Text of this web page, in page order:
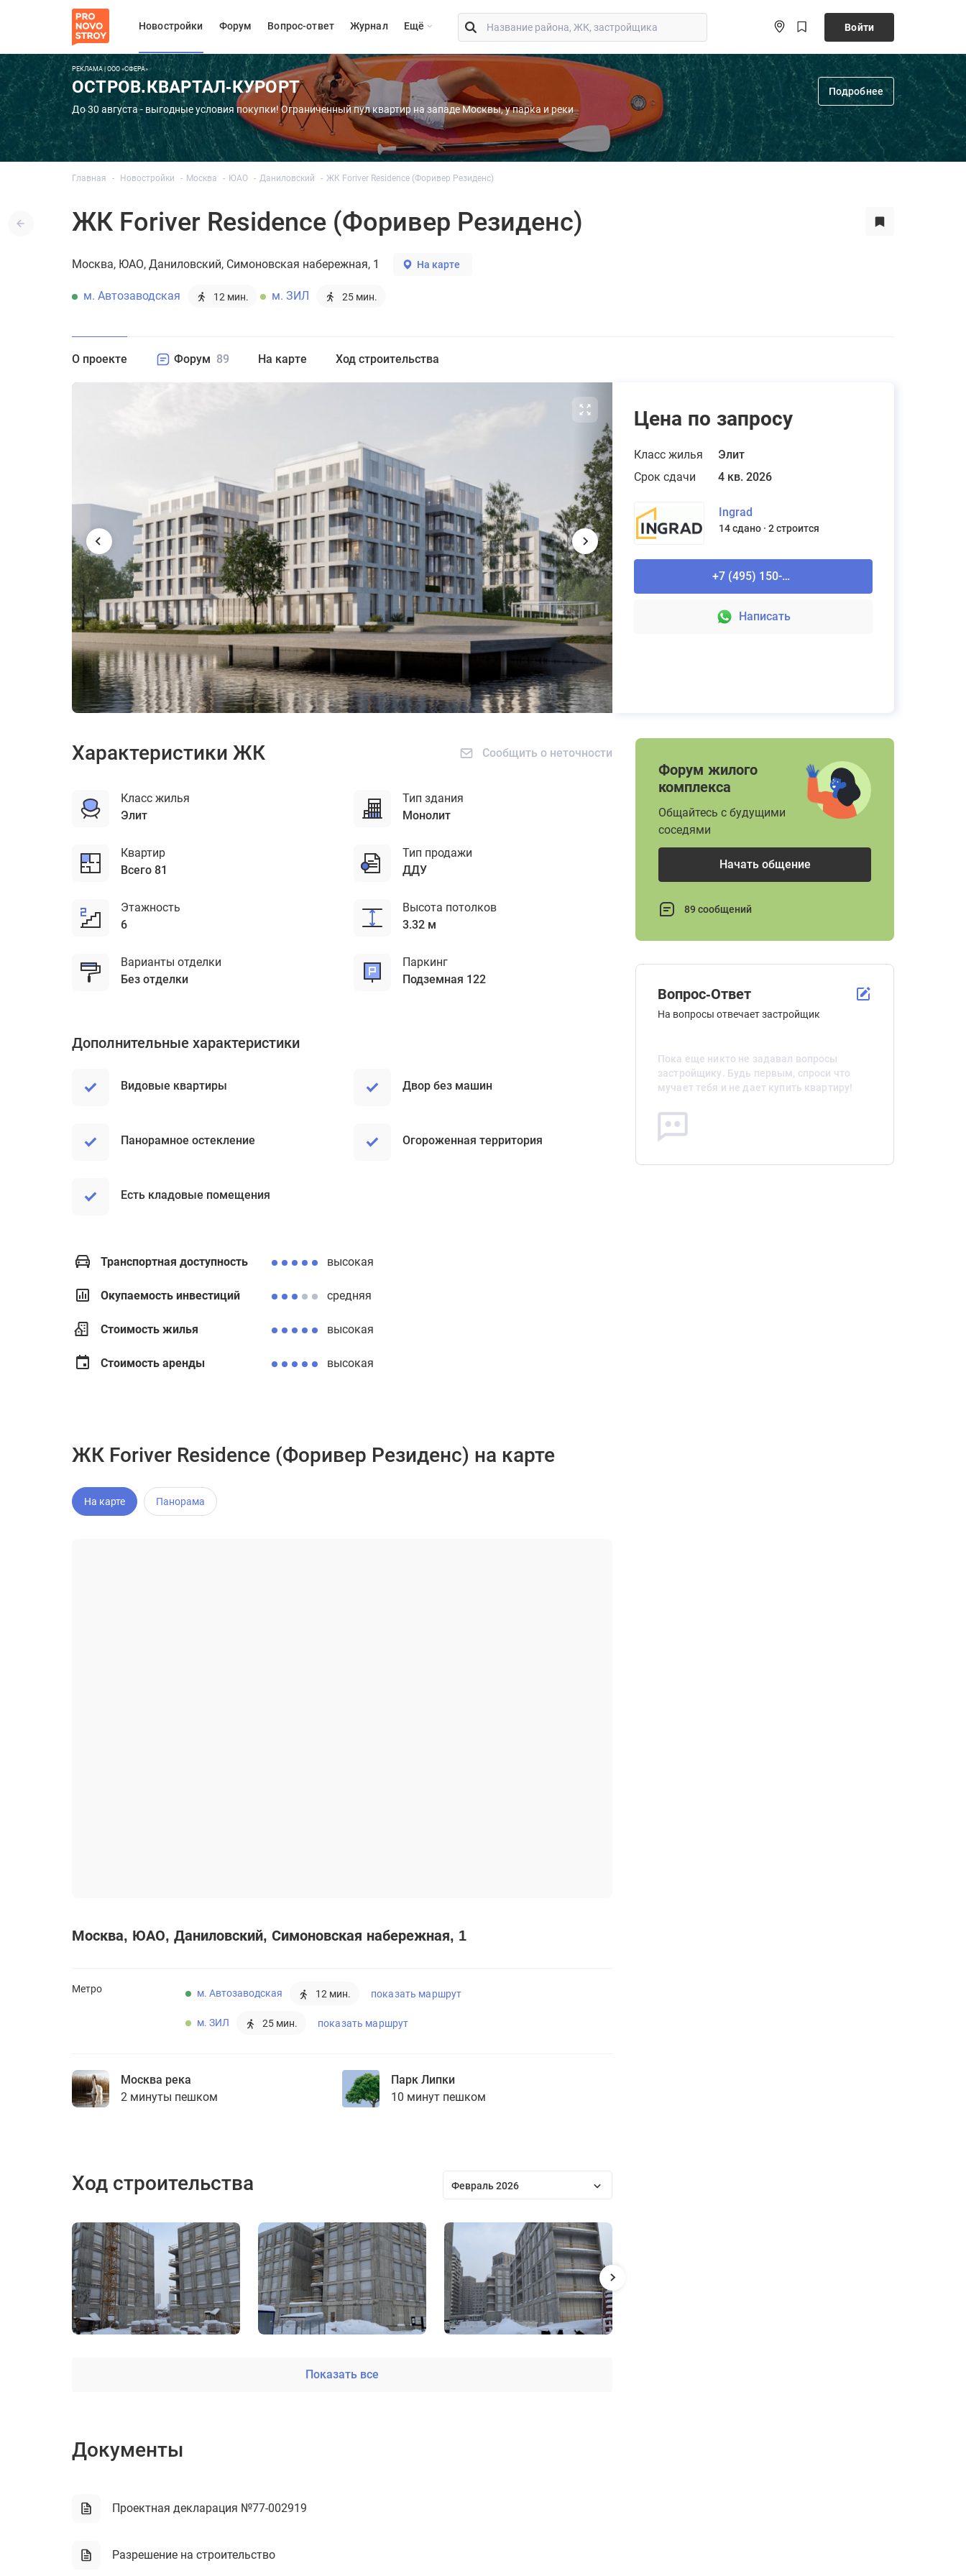
Новостройки Форум Вопрос-ответ Журнал Eщё Войти
РЕКЛАМА | ООО «СФЕРА»
ОСТРОВ.КВАРТАЛ-КУРОРТ
До 30 августа - выгодные условия покупки! Ограниченный пул квартир на западе Москвы, у парка и реки
Подробнее
Главная Новостройки Москва ЮАО Даниловский ЖК Foriver Residence (Форивер Резиденс)
ЖК Foriver Residence (Форивер Резиденс)
Москва ЮАО Даниловский Симоновская набережная, 1 На карте
м. Автозаводская 12 мин. м. ЗИЛ 25 мин.
О проекте Форум 89 На карте Ход строительства
Цена по запросу
Класс жилья
Элит
Срок сдачи
4 кв. 2026
Ingrad
14 сдано 2 строится
+7 (495) 150-90-61
Написать
Форум жилого
комплекса
Общайтесь с будущими
соседями
Начать общение
89 сообщений
Вопрос-Ответ
На вопросы отвечает застройщик
Пока еще никто не задавал вопросы
застройщику. Будь первым, спроси что
мучает тебя и не дает купить квартиру!
Характеристики ЖК Сообщить о неточности
Класс жилья
элит
Тип здания
монолит
Квартир
Всего 81
Тип продажи
ДДУ
Этажность
6
Высота потолков
3.32 м
Варианты отделки
без отделки
Паркинг
подземная 122
Дополнительные характеристики
Видовые квартиры Двор без машин
Панорамное остекление Огороженная территория
Есть кладовые помещения
Транспортная доступность высокая
Окупаемость инвестиций средняя
Стоимость жилья высокая
Стоимость аренды высокая
ЖК Foriver Residence (Форивер Резиденс) на карте
На карте Панорама
Москва ЮАО Даниловский Симоновская набережная, 1
Метро м. Автозаводская 12 мин. показать маршрут
м. ЗИЛ 25 мин. показать маршрут
Москва река
2 минуты пешком
Парк Липки
10 минут пешком
Ход строительства Февраль 2026
Показать все
Документы
Проектная декларация №77-002919
Разрешение на строительство